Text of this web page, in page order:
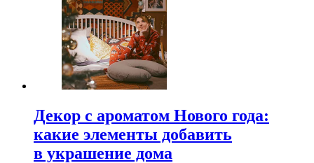
Декор с ароматом Нового года:
какие элементы добавить
в украшение дома